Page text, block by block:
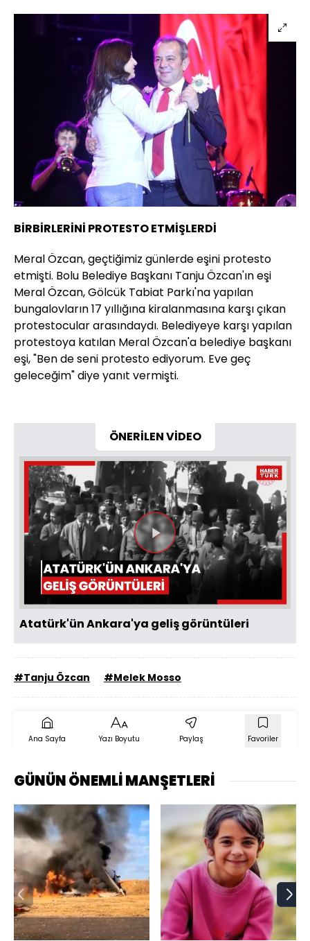
BİRBİRLERİNİ PROTESTO ETMİŞLERDİ
Meral Özcan, geçtiğimiz günlerde eşini protesto
etmişti. Bolu Belediye Başkanı Tanju Özcan'ın eşi
Meral Özcan, Gölcük Tabiat Parkı'na yapılan
bungalovların 17 yıllığına kiralanmasına karşı çıkan
protestocular arasındaydı. Belediyeye karşı yapılan
protestoya katılan Meral Özcan'a belediye başkanı
eşi, "Ben de seni protesto ediyorum. Eve geç
geleceğim" diye yanıt vermişti.
ÖNERİLEN VİDEO
Videoyu
Oynat
Atatürk'ün Ankara'ya geliş görüntüleri
#Tanju Özcan #Melek Mosso
Ana Sayfa Yazı Boyutu Paylaş Favoriler
GÜNÜN ÖNEMLİ MANŞETLERİ